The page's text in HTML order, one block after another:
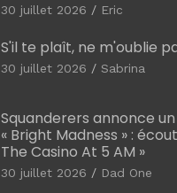
30 juillet 2026 Eric
S'il te plaît, ne m'oublie
30 juillet 2026 Sabrina
Squanderers annonce
« Bright Madness » :
The Casino At 5 AM »
30 juillet 2026 Dad One